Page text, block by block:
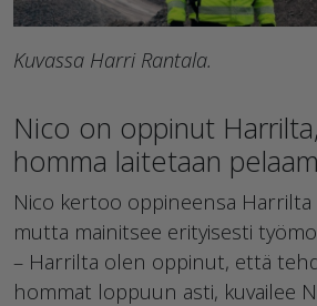
Kuvassa Harri Rantala.
Nico on oppinut
homma laitetaan
Nico kertoo oppineensa Harrilta
mutta mainitsee erityisesti
– Harrilta olen oppinut, että
hommat loppuun asti, kuvailee